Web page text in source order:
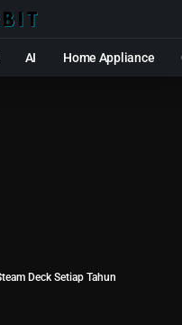
AI Home Appliance
Deck Setiap Tahun